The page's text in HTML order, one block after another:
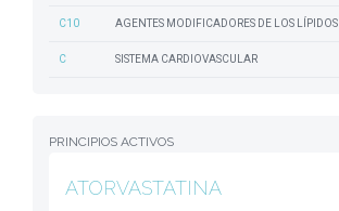
C10 AGENTES MODIFICADORES DE LOS LÍPIDOS
C SISTEMA CARDIOVASCULAR
PRINCIPIOS ACTIVOS
ATORVASTATINA